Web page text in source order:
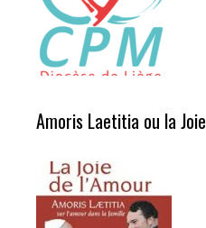
Amoris Laetitia ou la